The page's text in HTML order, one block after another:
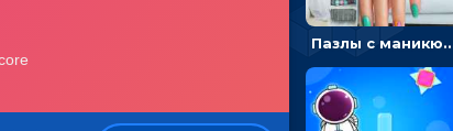
Пазлы с маникюром: собери